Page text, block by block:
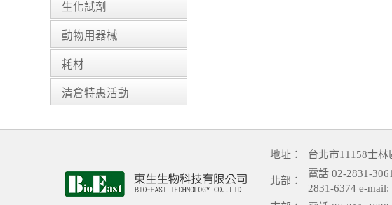
生化試劑
動物用器械
耗材
清倉特惠活動
地址： 台北市11158士
北部：
電話 02-2831-
2831-6374 e-mail: